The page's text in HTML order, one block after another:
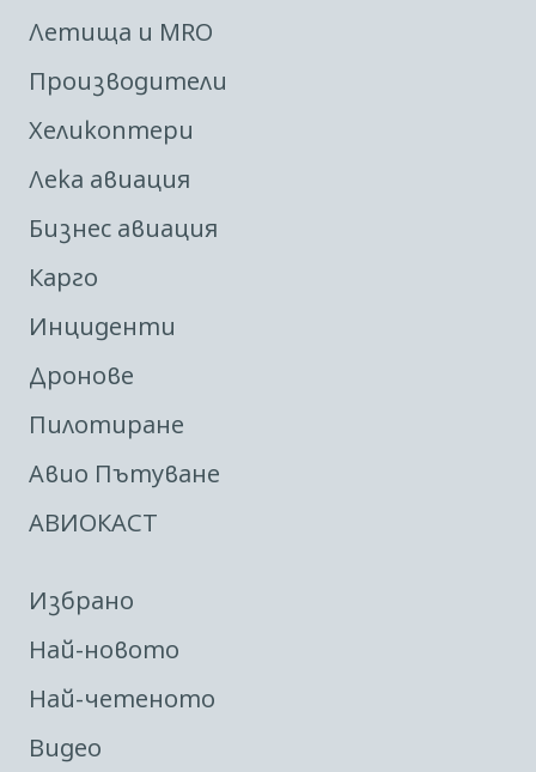
Летища и MRO
Производители
Хеликоптери
Лека авиация
Бизнес авиация
Карго
Инциденти
Дронове
Пилотиране
Авио Пътуване
АВИОКАСТ
Избрано
Най-новото
Най-четеното
Видео